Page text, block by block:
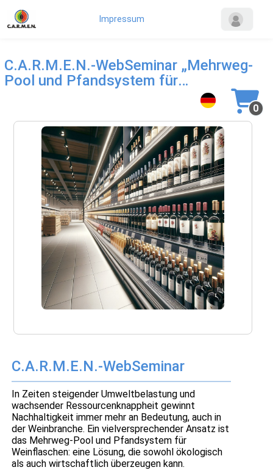
Impressum
C.A.R.M.E.N.-WebSeminar „Mehrweg-
Pool und Pfandsystem für
0
C.A.R.M.E.N.-WebSeminar
In Zeiten steigender Umweltbelastung und
wachsender Ressourcenknappheit gewinnt
Nachhaltigkeit immer mehr an Bedeutung, auch in
der Weinbranche. Ein vielversprechender Ansatz ist
das Mehrweg-Pool und Pfandsystem für
Weinflaschen: eine Lösung, die sowohl ökologisch
als auch wirtschaftlich überzeugen kann.